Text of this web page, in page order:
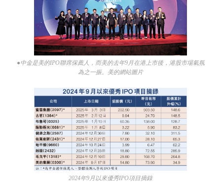
●中金是美的IPO聯席保薦人，而美的去年9月在港上市後，港股市場氣氛
為之一振。美的網站圖片
2024年9月以來優秀IPO項目摘錄